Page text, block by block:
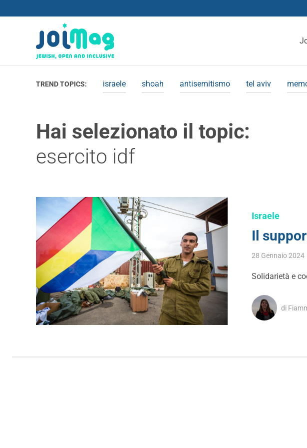
TREND TOPICS: israele shoah antisemitismo tel aviv
Hai selezionato il topic:
esercito idf
Israele
Il
28 Gennaio 2024
Solidarietà e
di